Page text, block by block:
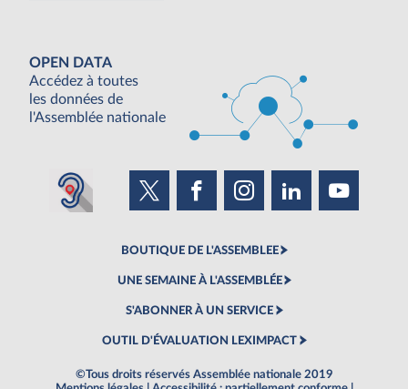
OPEN DATA
Accédez à toutes
les données de
l'Assemblée nationale
BOUTIQUE DE L'ASSEMBLEE
UNE SEMAINE À L'ASSEMBLÉE
S'ABONNER À UN SERVICE
OUTIL D'ÉVALUATION LEXIMPACT
©Tous droits réservés Assemblée nationale 2019